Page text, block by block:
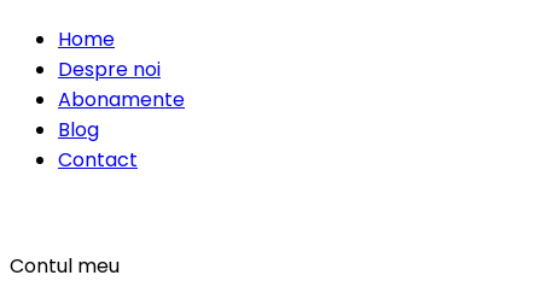
Home
Despre noi
Abonamente
Blog
Contact
Contul meu